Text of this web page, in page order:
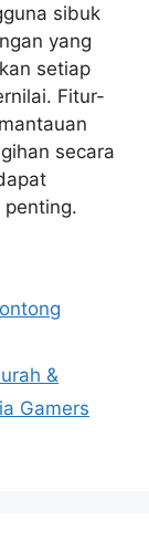
sibuk
yang
setiap
Fitur-
secara
&
Gamers